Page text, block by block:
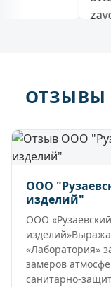
ОТЗЫВЫ
ООО
изделий"
ООО
«Лаборатория»
замеров
санитарно-